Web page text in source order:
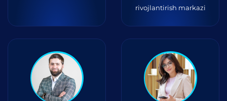
rivojlantirish markazi